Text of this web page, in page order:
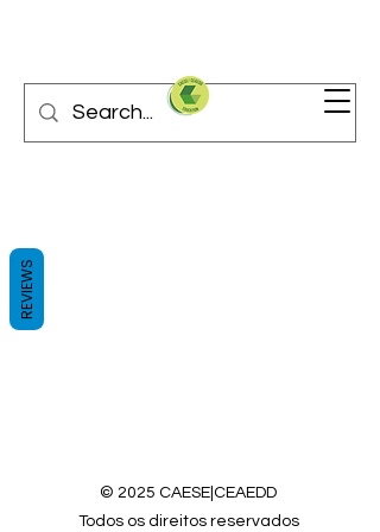
© 2025 CAESE|CEAEDD
Todos os direitos reservados
REVIEWS